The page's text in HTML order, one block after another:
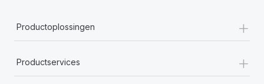
Productoplossingen +
Productservices +